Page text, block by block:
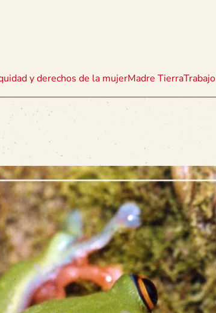
y derechos de la mujerMadre TierraTrabajo